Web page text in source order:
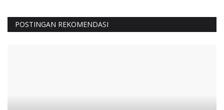
POSTINGAN REKOMENDASI